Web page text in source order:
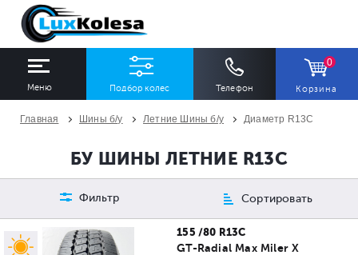
Меню Подбор колес Телефон
0
Корзина
Все Все
Диаметр
Все
Главная Шины б/у Летние Шины б/у Диаметр R13C
БУ ШИНЫ ЛЕТНИЕ R13C
Фильтр Сортировать
155 /80 R13C
GT-Radial Max Miler X